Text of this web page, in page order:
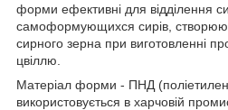
форми ефективні для відділення
самоформующихся сирів,
сирного зерна при виготовленні
цвіллю.
Матеріал форми - ПНД (поліетилен
використовується в харчовій